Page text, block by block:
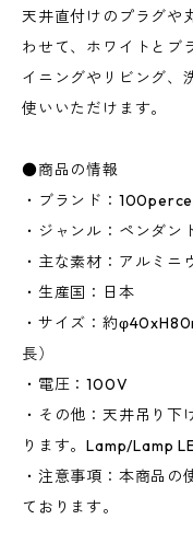
天井直付けのプラグや
わせて、ホワイトとブ
イニングやリビング、
使いいただけます。
●商品の情報
・ブランド：
・ジャンル：ペンダン
・主な素材：アルミニ
・生産国：日本
・サイズ：約
長）
・電圧：100V
・その他：天井吊り下
ります。Lamp/Lamp
・注意事項：本商品の
ております。